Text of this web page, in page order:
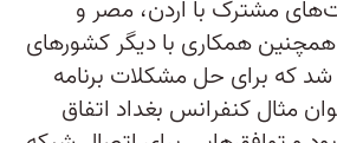
مشترک با اردن، مصر و
همکاری با دیگر کشورهای
که برای حل مشکلات برنامه
مثال کنفرانس بغداد اتفاق